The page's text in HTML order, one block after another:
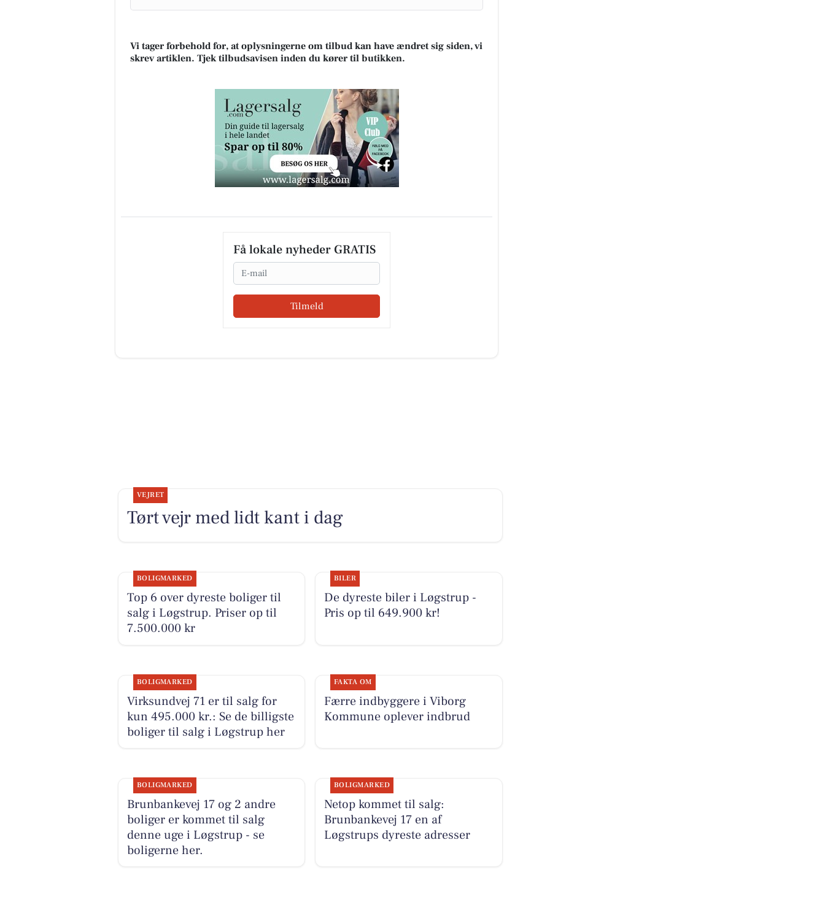
Vi tager forbehold for, at oplysningerne om tilbud kan have ændret sig siden, vi
skrev artiklen. Tjek tilbudsavisen inden du kører til butikken.
Få lokale nyheder GRATIS
Email
Tilmeld
VEJRET
Tørt vejr med lidt kant i dag
BOLIGMARKED
Top 6 over dyreste boliger til
salg i Løgstrup. Priser op til
7.500.000 kr
BILER
De dyreste biler i Løgstrup -
Pris op til 649.900 kr!
BOLIGMARKED
Virksundvej 71 er til salg for
kun 495.000 kr.: Se de billigste
boliger til salg i Løgstrup her
FAKTA OM
Færre indbyggere i Viborg
Kommune oplever indbrud
BOLIGMARKED
Brunbankevej 17 og 2 andre
boliger er kommet til salg
denne uge i Løgstrup - se
boligerne her.
BOLIGMARKED
Netop kommet til salg:
Brunbankevej 17 en af
Løgstrups dyreste adresser